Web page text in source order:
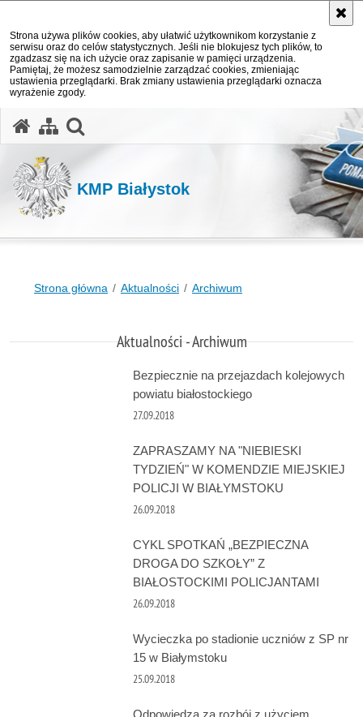
Strona używa plików cookies, aby ułatwić użytkownikom korzystanie z
serwisu oraz do celów statystycznych. Jeśli nie blokujesz tych plików, to
zgadzasz się na ich użycie oraz zapisanie w pamięci urządzenia.
Pamiętaj, że możesz samodzielnie zarządzać cookies, zmieniając
ustawienia przeglądarki. Brak zmiany ustawienia przeglądarki oznacza
wyrażenie zgody.
KMP Białystok
Strona główna Aktualności Archiwum
Aktualności - Archiwum
Bezpiecznie na przejazdach kolejowych
powiatu białostockiego
27.09.2018
ZAPRASZAMY NA "NIEBIESKI
TYDZIEŃ" W KOMENDZIE MIEJSKIEJ
POLICJI W BIAŁYMSTOKU
26.09.2018
CYKL SPOTKAŃ „BEZPIECZNA
DROGA DO SZKOŁY” Z
BIAŁOSTOCKIMI POLICJANTAMI
26.09.2018
Wycieczka po stadionie uczniów z SP nr
15 w Białymstoku
25.09.2018